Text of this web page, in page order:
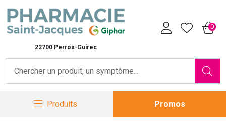
22700 Perros-Guirec
0
Produits Promos